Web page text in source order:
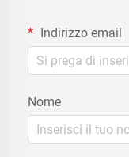
Indirizzo email
Nome